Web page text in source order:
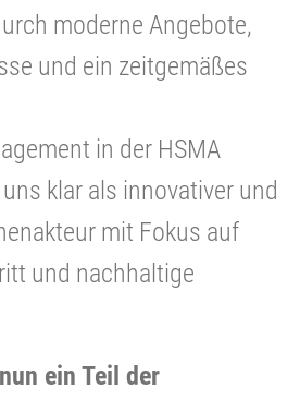
moderne Angebote,
und ein zeitgemäßes
in der HSMA
klar als innovativer und
mit Fokus auf
und nachhaltige
ein Teil der